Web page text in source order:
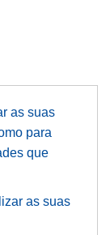
as suas
para
que
as suas